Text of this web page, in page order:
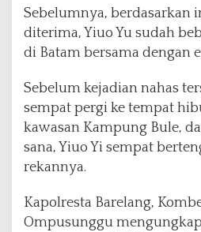
Sebelumnya, berdasarkan
diterima, Yiuo Yu sudah
di Batam bersama dengan
Sebelum kejadian nahas
sempat pergi ke tempat
kawasan Kampung Bule,
sana, Yiuo Yi sempat
rekannya.
Kapolresta Barelang,
Ompusunggu